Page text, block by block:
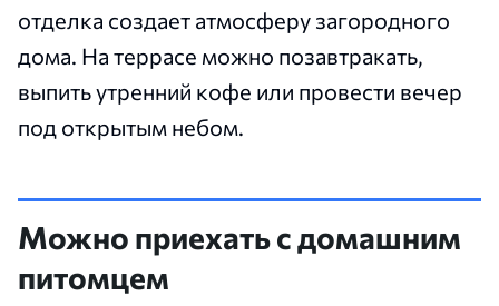
отделка создает атмосферу загородного
дома. На террасе можно позавтракать,
выпить утренний кофе или провести вечер
под открытым небом.
Можно приехать с домашним
питомцем